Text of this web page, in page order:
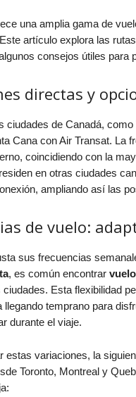
una amplia gama de
artículo explora las
consejos útiles para
directas y
ciudades de Canadá, como
Cana con Air Transat. La
coincidiendo con la
en otras ciudades
ampliando así las
de vuelo:
sus frecuencias
, es común encontrar
ciudades. Esta flexibilidad
llegando temprano para
durante el viaje.
estas variaciones, la
Toronto, Montreal y